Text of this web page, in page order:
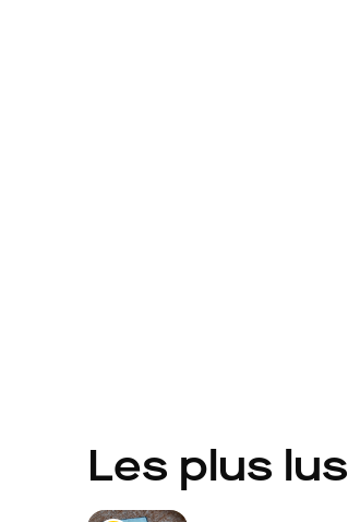
Les plus lus